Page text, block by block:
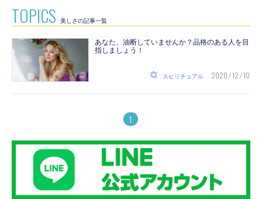
TOPICS 美しさの記事一覧
あなた、油断していませんか？品格のある人を目
指しましょう！
スピリチュアル 2020 / 12 / 10
1